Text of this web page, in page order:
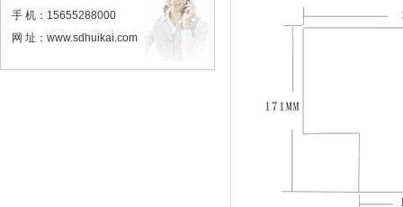
手 机：15655288000
网 址：www.sdhuikai.com